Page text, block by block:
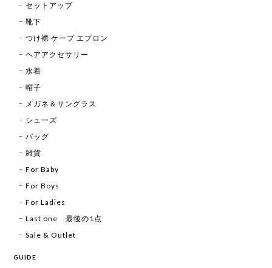
セットアップ
靴下
つけ襟 ケープ エプロン
ヘアアクセサリー
水着
帽子
メガネ＆サングラス
シューズ
バッグ
雑貨
For Baby
For Boys
For Ladies
Last one 最後の1点
Sale & Outlet
GUIDE